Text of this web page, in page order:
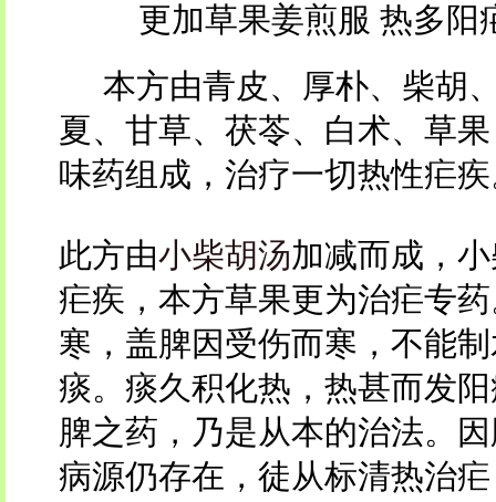
更加草果姜煎服 热多阳
本方由青皮、厚朴、柴胡
夏、甘草、茯苓、白术、草
味药组成，治疗一切热性疟
此方由小柴胡汤加减而成，
疟疾，本方草果更为治疟专
寒，盖脾因受伤而寒，不能
痰。痰久积化热，热甚而发
脾之药，乃是从本的治法。
病源仍存在，徒从标清热治